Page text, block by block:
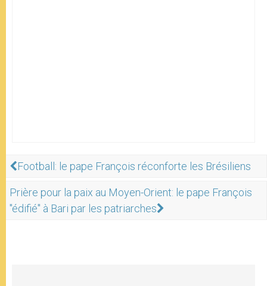
Football: le pape François réconforte les Brésiliens
Prière pour la paix au Moyen-Orient: le pape François
"édifié" à Bari par les patriarches